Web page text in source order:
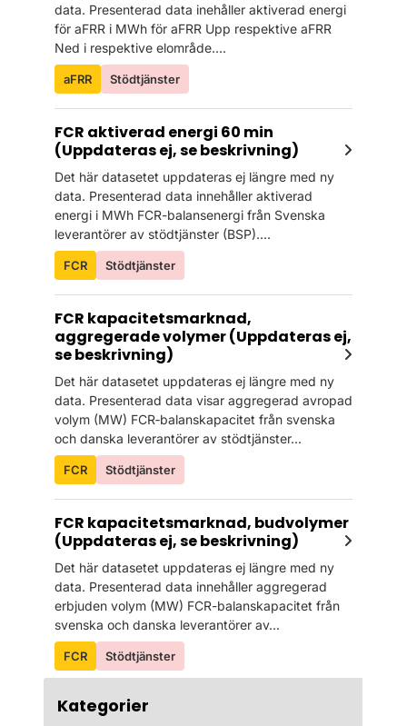
Kategorier
data. Presenterad data inehåller aktiverad energi
för aFRR i MWh för aFRR Upp respektive aFRR
Ned i respektive elområde....
aFRR Stödtjänster
FCR aktiverad energi 60 min
(Uppdateras ej, se beskrivning)
Det här datasetet uppdateras ej längre med ny
data. Presenterad data innehåller aktiverad
energi i MWh FCR-balansenergi från Svenska
leverantörer av stödtjänster (BSP)....
FCR Stödtjänster
FCR kapacitetsmarknad,
aggregerade volymer (Uppdateras ej,
se beskrivning)
Det här datasetet uppdateras ej längre med ny
data. Presenterad data visar aggregerad avropad
volym (MW) FCR‑balanskapacitet från svenska
och danska leverantörer av stödtjänster...
FCR Stödtjänster
FCR kapacitetsmarknad, budvolymer
(Uppdateras ej, se beskrivning)
Det här datasetet uppdateras ej längre med ny
data. Presenterad data innehåller aggregerad
erbjuden volym (MW) FCR-balanskapacitet från
svenska och danska leverantörer av...
FCR Stödtjänster